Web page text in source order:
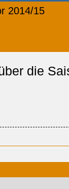
2014/15
die